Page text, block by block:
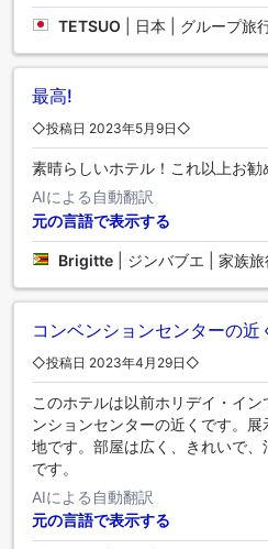
TETSUO
日本 | グループ旅
最高!
◇投稿日 2023年5月9日◇
素晴らしいホテル！これ以上お勧
AIによる自動翻訳
元の言語で表示する
Brigitte ジンバブエ | 家族旅
コンベンションセンターの近
◇投稿日 2023年4月29日◇
このホテルは以前ホリデイ・イ
ンションセンターの近くです。
地です。部屋は広く、きれいで
です。
AIによる自動翻訳
元の言語で表示する